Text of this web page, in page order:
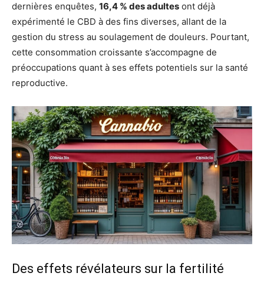
dernières enquêtes, 16,4 % des adultes ont déjà
expérimenté le CBD à des fins diverses, allant de la
gestion du stress au soulagement de douleurs. Pourtant,
cette consommation croissante s’accompagne de
préoccupations quant à ses effets potentiels sur la santé
reproductive.
Des effets révélateurs sur la fertilité